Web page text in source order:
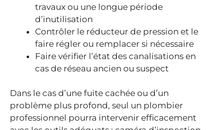
travaux ou une longue période
d’inutilisation
Contrôler le réducteur de pression et le
faire régler ou remplacer si nécessaire
Faire vérifier l’état des canalisations en
cas de réseau ancien ou suspect
Dans le cas d’une fuite cachée ou d’un
problème plus profond, seul un plombier
professionnel pourra intervenir efficacement